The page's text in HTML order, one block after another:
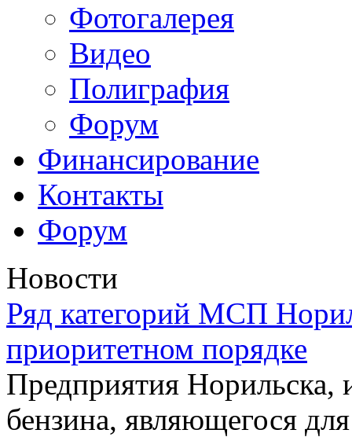
Фотогалерея
Видео
Полиграфия
Форум
Финансирование
Контакты
Форум
Новости
Ряд категорий МСП
приоритетном порядке
Предприятия
бензина, являющегося